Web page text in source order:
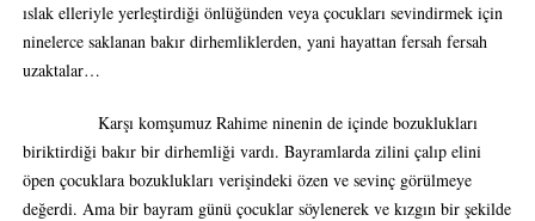
ıslak elleriyle yerleştirdiği önlüğünden veya çocukları sevindirmek için
ninelerce saklanan bakır dirhemliklerden, yani hayattan fersah fersah
uzaktalar…
Karşı komşumuz Rahime ninenin de içinde bozuklukları
biriktirdiği bakır bir dirhemliği vardı. Bayramlarda zilini çalıp elini
öpen çocuklara bozuklukları verişindeki özen ve sevinç görülmeye
değerdi. Ama bir bayram günü çocuklar söylenerek ve kızgın bir şekilde